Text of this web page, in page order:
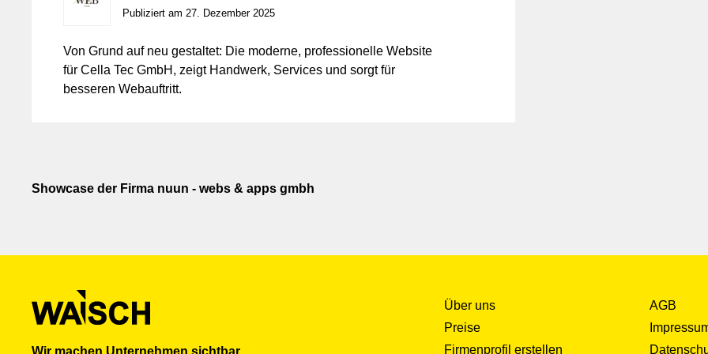
Publiziert am 27. Dezember 2025
Von Grund auf neu gestaltet: Die moderne, professionelle Website
für Cella Tec GmbH, zeigt Handwerk, Services und sorgt für
besseren Webauftritt.
Showcase der Firma nuun - webs & apps gmbh
Wir machen Unternehmen sichtbar
Über uns
Preise
Firmenprofil erstellen
AGB